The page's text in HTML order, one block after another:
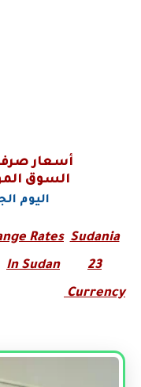
أسعار
السوق
اليوم
Sudania
23
Currency
Rates
In Sudan